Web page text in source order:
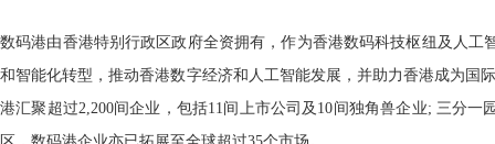
数码港由香港特别行政区政府全资拥有，作为香港数码科技枢纽及人工
和智能化转型，推动香港数字经济和人工智能发展，并助力香港成为国
港汇聚超过2,200间企业，包括11间上市公司及10间独角兽企业; 三分一